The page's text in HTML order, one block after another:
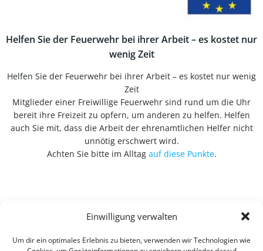
Einwilligung verwalten
Um dir ein optimales Erlebnis zu bieten, verwenden wir Technologien wie
Helfen Sie der Feuerwehr bei ihrer Arbeit – es kostet nur
wenig Zeit
Helfen Sie der Feuerwehr bei ihrer Arbeit – es kostet nur wenig
Zeit
Mitglieder einer Freiwillige Feuerwehr sind rund um die Uhr
bereit ihre Freizeit zu opfern, um anderen zu helfen. Helfen
auch Sie mit, dass die Arbeit der ehrenamtlichen Helfer nicht
unnötig erschwert wird.
Achten Sie bitte im Alltag auf diese Punkte.